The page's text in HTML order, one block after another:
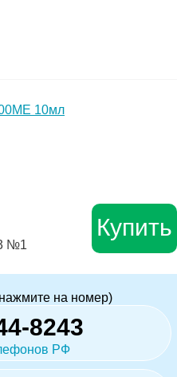
10мл
№1
Купить
на номер)
8243
РФ